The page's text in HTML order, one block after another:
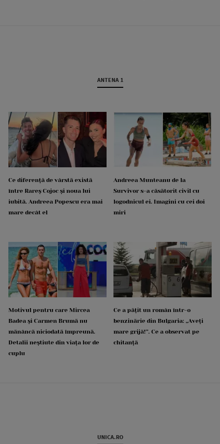
ANTENA 1
Ce diferență de vârstă există
între Rareș Cojoc și noua lui
iubită. Andreea Popescu era mai
mare decât el
Andreea Munteanu de la
Survivor s-a căsătorit civil cu
logodnicul ei. Imagini cu cei doi
miri
Motivul pentru care Mircea
Badea și Carmen Brumă nu
mănâncă niciodată împreună.
Detalii neștiute din viața lor de
cuplu
Ce a pățit un român într-o
benzinărie din Bulgaria: „Aveți
mare grijă!”. Ce a observat pe
chitanță
UNICA.RO